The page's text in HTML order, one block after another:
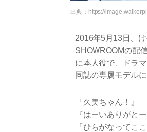
出典： https://
2016年5月13日、
SHOWROOMの配
に本人役で、ドラ
同誌の専属モデル
『久美ちゃん！』
『はーいありがとー
『ひらがなってこ